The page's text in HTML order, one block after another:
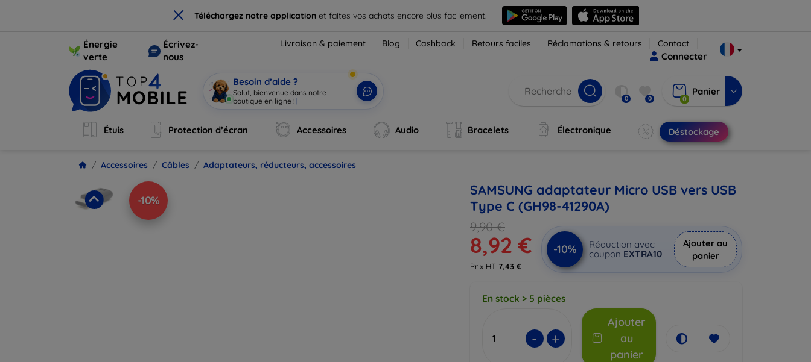
× Téléchargez notre application et faites vos achats encore plus facilement.
Énergie
verte
Écrivez-
nous
Livraison & paiement Blog Cashback Retours faciles Réclamations & retours Contact
Connecter
Besoin d’aide ?
Salut, bienvenue dans notre
boutique en ligne ! | 0 0 0
Panier
Étuis Protection d’écran Accessoires Audio Bracelets Électronique Déstockage
Accessoires Câbles Adaptateurs, réducteurs, accessoires
-10%
SAMSUNG adaptateur Micro USB vers USB
Type C (GH98-41290A)
9,90 €
8,92 €
Prix HT 7,43 €
-10%
Réduction avec
coupon EXTRA10
Ajouter au
panier
En stock > 5 pièces
- +
Ajouter
au
panier